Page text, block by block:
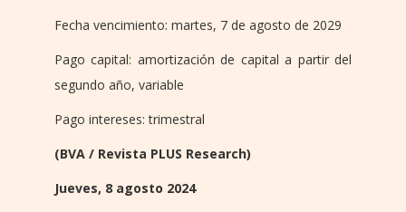
Fecha vencimiento: martes, 7 de agosto de 2029
Pago capital: amortización de capital a partir del
segundo año, variable
Pago intereses: trimestral
(BVA / Revista PLUS Research)
Jueves, 8 agosto 2024